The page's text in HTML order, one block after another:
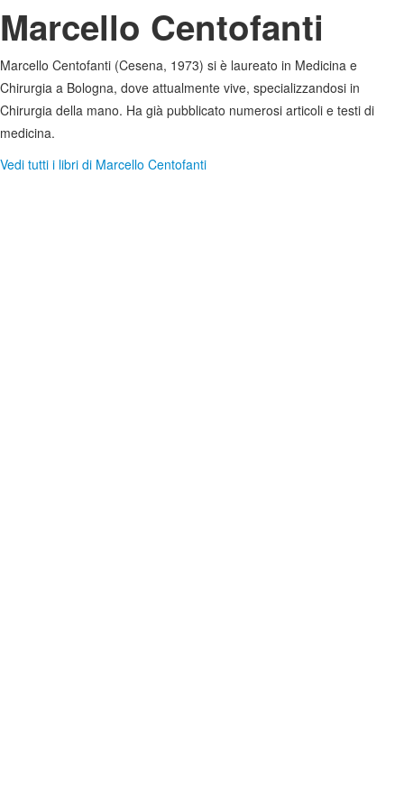
Marcello Centofanti
Marcello Centofanti (Cesena, 1973) si è laureato in Medicina e
Chirurgia a Bologna, dove attualmente vive, specializzandosi in
Chirurgia della mano. Ha già pubblicato numerosi articoli e testi di
medicina.
Vedi tutti i libri di Marcello Centofanti